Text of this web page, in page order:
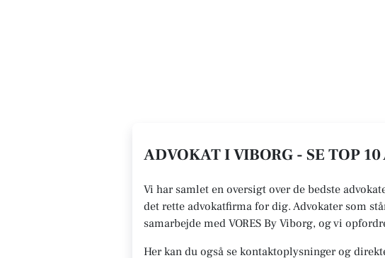
ADVOKAT I VIBORG - SE TOP
Vi har samlet en oversigt over de bedste
det rette advokatfirma for dig. Advokater som
samarbejde med VORES By Viborg, og vi
Her kan du også se kontaktoplysninger og